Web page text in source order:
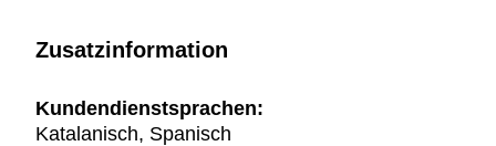
Zusatzinformation
Kundendienstsprachen:
Katalanisch, Spanisch